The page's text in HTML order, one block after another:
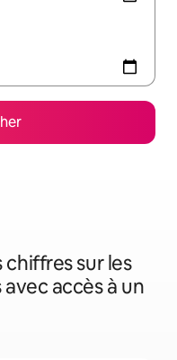
chiffres sur les
accès à un